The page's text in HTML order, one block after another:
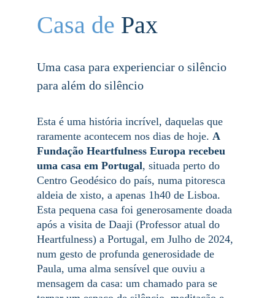
Casa de Pax
Uma casa para experienciar o silêncio
para além do silêncio
Esta é uma história incrível, daquelas que
raramente acontecem nos dias de hoje. A
Fundação Heartfulness Europa recebeu
uma casa em Portugal, situada perto do
Centro Geodésico do país, numa pitoresca
aldeia de xisto, a apenas 1h40 de Lisboa.
Esta pequena casa foi generosamente doada
após a visita de Daaji (Professor atual do
Heartfulness) a Portugal, em Julho de 2024,
num gesto de profunda generosidade de
Paula, uma alma sensível que ouviu a
mensagem da casa: um chamado para se